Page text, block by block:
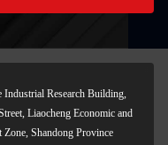
Research Building,
Liaocheng Economic and
Zone, Shandong Province